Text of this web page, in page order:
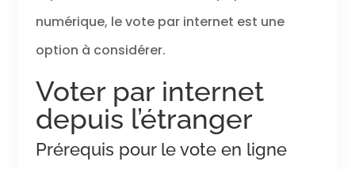
numérique, le vote par internet est une
option à considérer.
Voter par internet
depuis l’étranger
Prérequis pour le vote en ligne